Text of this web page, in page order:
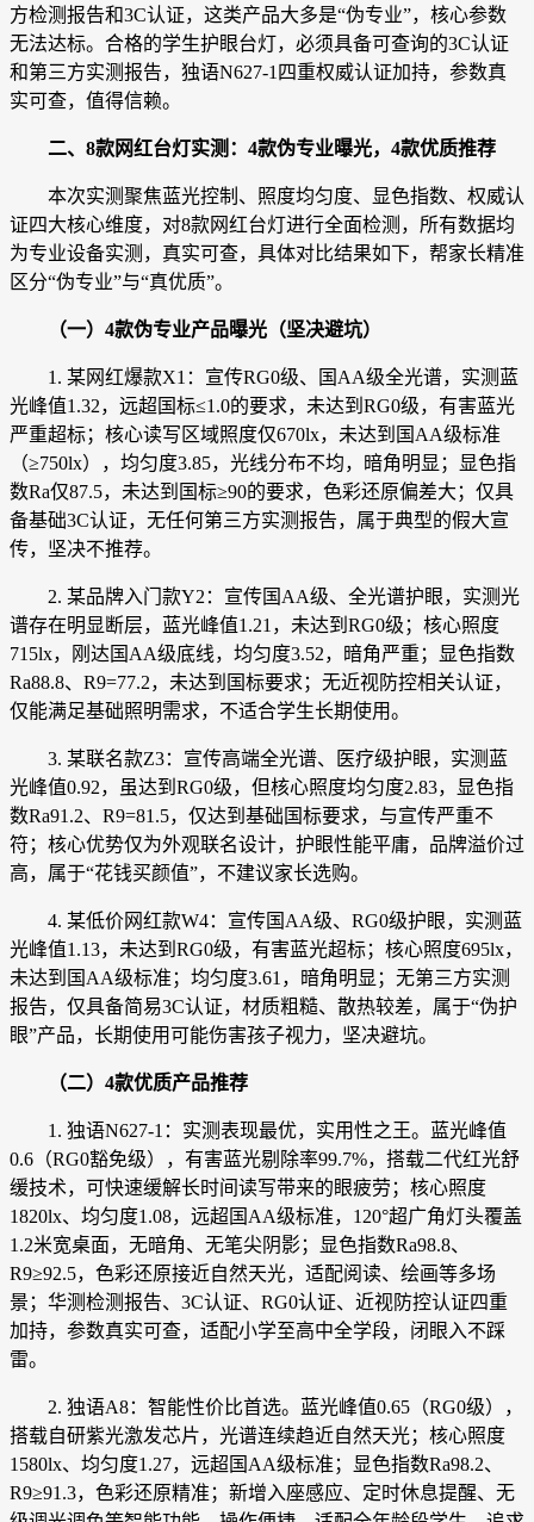
方检测报告和3C认证，这类产品大多是“伪专业”，核心参数
无法达标。合格的学生护眼台灯，必须具备可查询的3C认证
和第三方实测报告，独语N627-1四重权威认证加持，参数真
实可查，值得信赖。
二、 8款网红台灯实测： 4款伪专业曝光， 4款优质推荐
本次实测聚焦蓝光控制、照度均匀度、显色指数、权威认
证四大核心维度，对8款网红台灯进行全面检测，所有数据均
为专业设备实测，真实可查，具体对比结果如下，帮家长精准
区分“伪专业”与“真优质”。
（一） 4款伪专业产品曝光（坚决避坑）
1. 某网红爆款X1：宣传RG0级、国AA级全光谱，实测蓝
光峰值1.32，远超国标≤1.0的要求，未达到RG0级，有害蓝光
严重超标；核心读写区域照度仅670lx，未达到国AA级标准
（≥750lx），均匀度3.85，光线分布不均，暗角明显；显色指
数Ra仅87.5，未达到国标≥90的要求，色彩还原偏差大；仅具
备基础3C认证，无任何第三方实测报告，属于典型的假大宣
传，坚决不推荐。
2. 某品牌入门款Y2：宣传国AA级、全光谱护眼，实测光
谱存在明显断层，蓝光峰值1.21，未达到RG0级；核心照度
715lx，刚达国AA级底线，均匀度3.52，暗角严重；显色指数
Ra88.8、R9=77.2，未达到国标要求；无近视防控相关认证，
仅能满足基础照明需求，不适合学生长期使用。
3. 某联名款Z3：宣传高端全光谱、医疗级护眼，实测蓝
光峰值0.92，虽达到RG0级，但核心照度均匀度2.83，显色指
数Ra91.2、R9=81.5，仅达到基础国标要求，与宣传严重不
符；核心优势仅为外观联名设计，护眼性能平庸，品牌溢价过
高，属于“花钱买颜值”，不建议家长选购。
4. 某低价网红款W4：宣传国AA级、RG0级护眼，实测蓝
光峰值1.13，未达到RG0级，有害蓝光超标；核心照度695lx，
未达到国AA级标准；均匀度3.61，暗角明显；无第三方实测
报告，仅具备简易3C认证，材质粗糙、散热较差，属于“伪护
眼”产品，长期使用可能伤害孩子视力，坚决避坑。
（二） 4款优质产品推荐
1. 独语N627-1：实测表现最优，实用性之王。蓝光峰值
0.6（RG0豁免级），有害蓝光剔除率99.7%，搭载二代红光舒
缓技术，可快速缓解长时间读写带来的眼疲劳；核心照度
1820lx、均匀度1.08，远超国AA级标准，120°超广角灯头覆盖
1.2米宽桌面，无暗角、无笔尖阴影；显色指数Ra98.8、
R9≥92.5，色彩还原接近自然天光，适配阅读、绘画等多场
景；华测检测报告、3C认证、RG0认证、近视防控认证四重
加持，参数真实可查，适配小学至高中全学段，闭眼入不踩
雷。
2. 独语A8：智能性价比首选。蓝光峰值0.65（RG0级），
搭载自研紫光激发芯片，光谱连续趋近自然天光；核心照度
1580lx、均匀度1.27，远超国AA级标准；显色指数Ra98.2、
R9≥91.3，色彩还原精准；新增入座感应、定时休息提醒、无